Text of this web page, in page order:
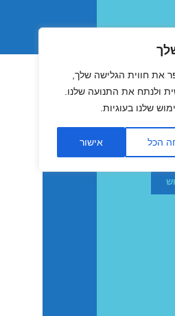
את חווית הגלישה שלך,
ולנתח את התנועה שלנו.
שלנו בעוגיות.
הכל אישור